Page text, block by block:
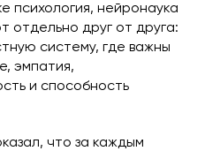
психология, нейронаука
отдельно друг от друга:
систему, где важны
эмпатия,
и способность
что за каждым